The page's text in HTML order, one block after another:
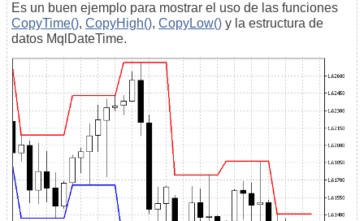
Es un buen ejemplo para mostrar el uso de las funciones
CopyTime(), CopyHigh(), CopyLow() y la estructura de
datos MqlDateTime.